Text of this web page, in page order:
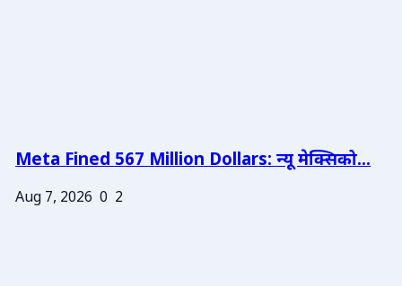
Meta Fined 567 Million Dollars: न्यू मेक्सिको...
Aug 7, 2026 0 2